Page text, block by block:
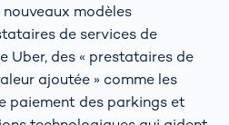
modèles
de services de
Uber, des « prestataires de
ajoutée » comme les
paiement des parkings et